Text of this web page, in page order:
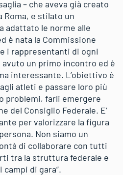
– che aveva già creato
Roma, e stilato un
adattato le norme alle
è nata la Commissione
i rappresentanti di ogni
un primo incontro ed è
interessante. L’obiettivo è
atleti e passare loro più
problemi, farli emergere
del Consiglio Federale. E’
per valorizzare la figura
Non siamo un
di collaborare con tutti
tra la struttura federale e
di gara”.